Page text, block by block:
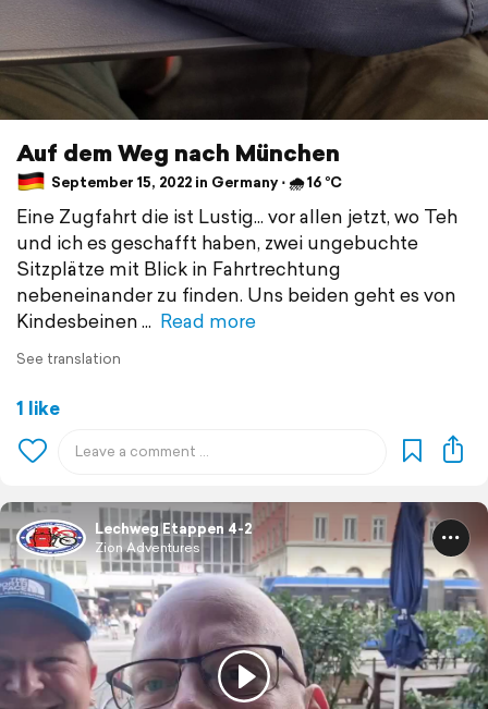
Auf dem Weg nach München
September 15, 2022 in Germany ⋅ 🌧 16 °C
Eine Zugfahrt die ist Lustig... vor allen jetzt, wo Teh
und ich es geschafft haben, zwei ungebuchte
Sitzplätze mit Blick in Fahrtrechtung
nebeneinander zu finden. Uns beiden geht es von
Kindesbeinen
Read more
See translation
1 like
Lechweg Etappen 4-2
Zion Adventures